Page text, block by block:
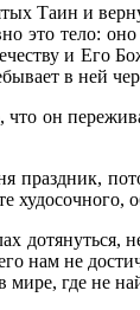
Таин и
это тело:
и Его
в ней
он
худосочного,
не
где не